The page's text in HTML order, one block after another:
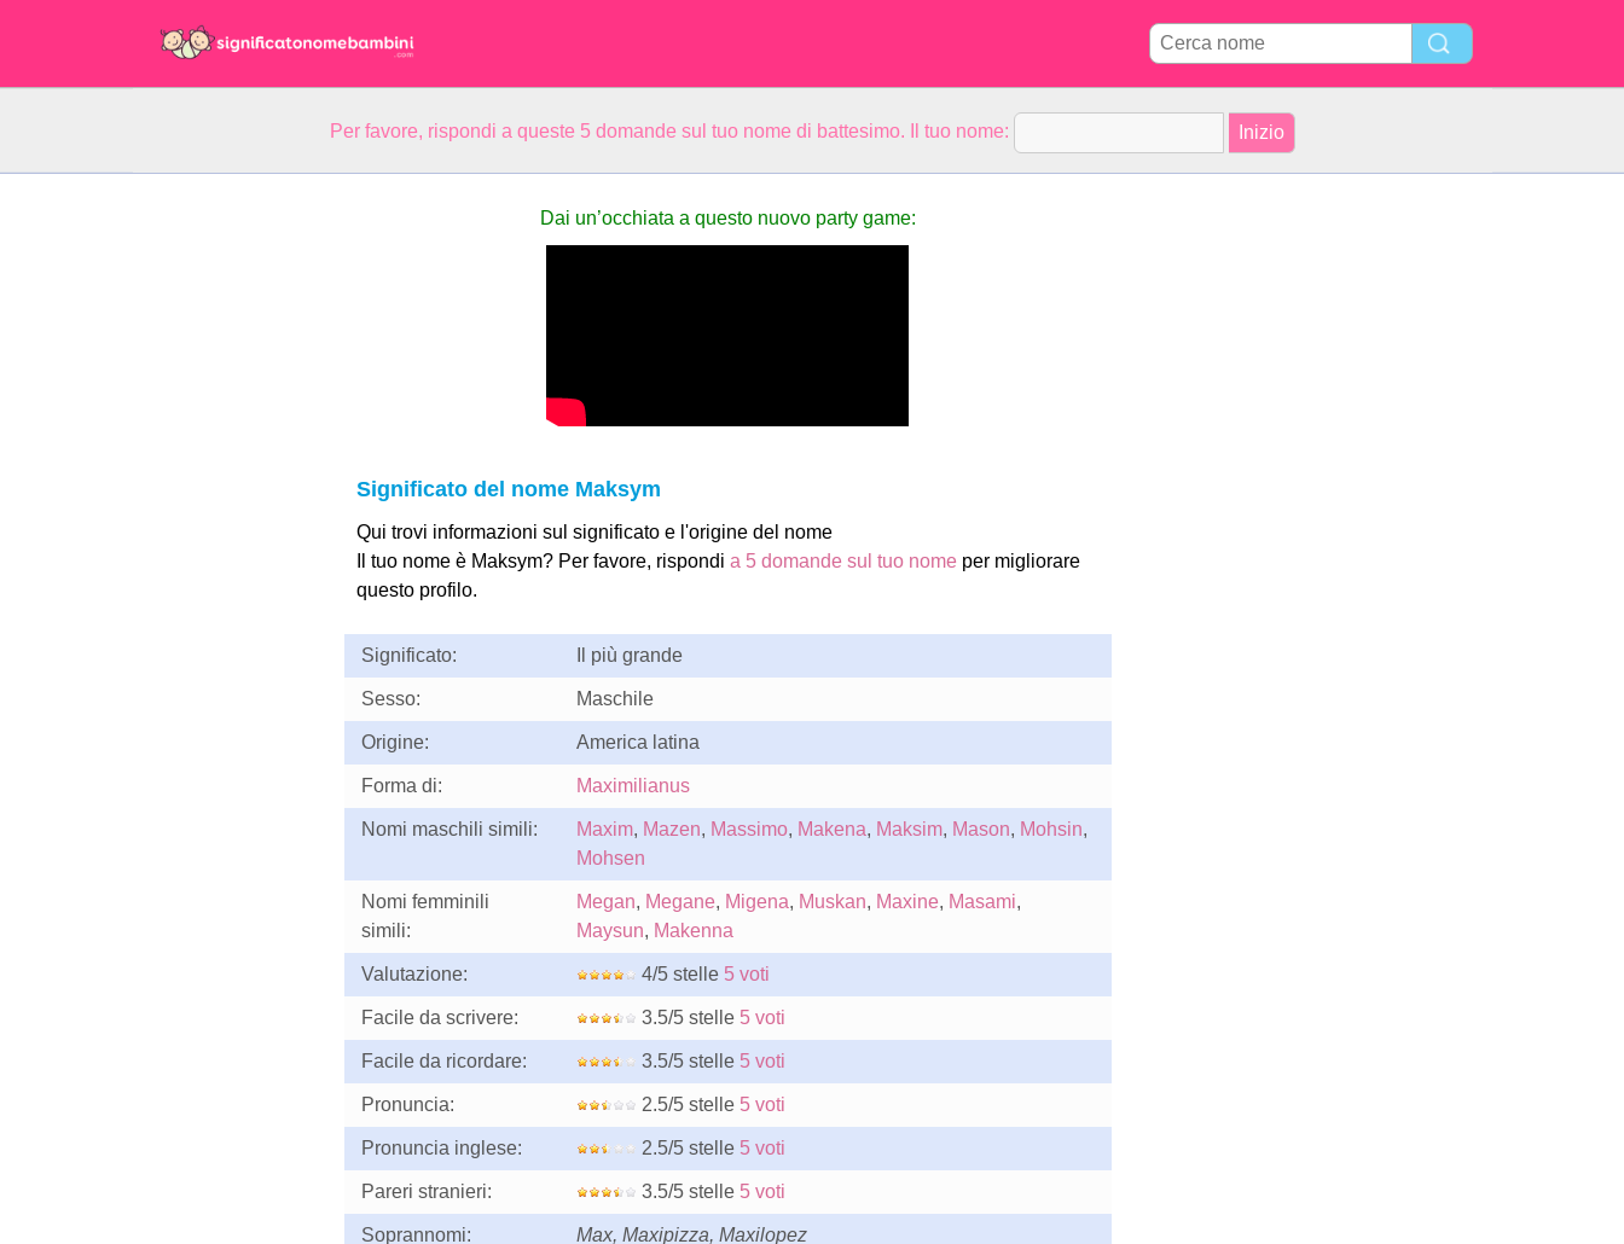
Per favore, rispondi a queste 5 domande sul tuo nome di battesimo. Il tuo nome:
Dai un’occhiata a questo nuovo party game:
Significato del nome Maksym
Qui trovi informazioni sul significato e l'origine del nome
Il tuo nome è Maksym? Per favore, rispondi a 5 domande sul tuo nomeper migliorare
questo profilo.
Significato: Il più grande
Sesso: Maschile
Origine: America latina
Forma di: Maximilianus
Nomi maschili simili: Maxim, Mazen, Massimo, Makena, Maksim, Mason, Mohsin,
Mohsen
Nomi femminili
simili:
Megan, Megane, Migena, Muskan, Maxine, Masami,
Maysun, Makenna
Valutazione: 4/5 stelle 5 voti
Facile da scrivere: 3.5/5 stelle 5 voti
Facile da ricordare: 3.5/5 stelle 5 voti
Pronuncia: 2.5/5 stelle 5 voti
Pronuncia inglese: 2.5/5 stelle 5 voti
Pareri stranieri: 3.5/5 stelle 5 voti
Soprannomi: Max, Maxipizza, Maxilopez